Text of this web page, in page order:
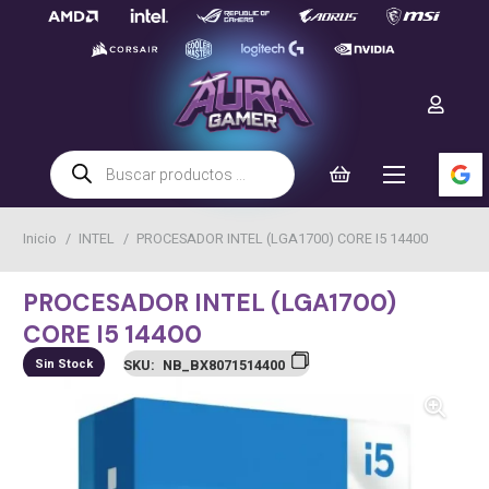
Búsqueda
de
productos
Inicio / INTEL / PROCESADOR INTEL (LGA1700) CORE I5 14400
PROCESADOR INTEL (LGA1700)
CORE I5 14400
Sin Stock SKU: NB_BX8071514400